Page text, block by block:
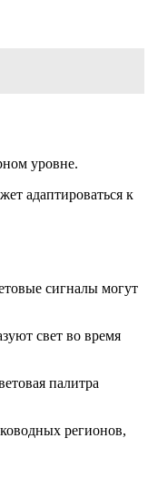
уровне.
адаптироваться к
сигналы могут
свет во время
палитра
регионов,